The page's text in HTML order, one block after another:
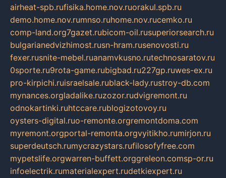
airheat-spb.rufisika.home.nov.ruorakul.spb.ru
demo.home.nov.rumnso.ruhome.nov.rucemko.ru
comp-land.org7gazet.rubicom-oil.rusuperiorsearch.ru
bulgarianedvizhimost.rusn-hram.rusenovosti.ru
fexer.rusnite-mebel.ruanamvkusno.rutechnosaratov.ru
0sporte.ru9rota-game.rubigbad.ru227gp.ruwes-ex.ru
pro-kirpichi.ruisraelsale.rublack-lady.rustroy-db.com
mynances.orgladalike.ruzozor.rudvigremont.ru
odnokartinki.ruhtccare.rublogizotovoy.ru
oysters-digital.ruo-remonte.orgremontdoma.com
myremont.orgportal-remonta.orgvyitikho.rumirjon.ru
superdeutsch.rumycrazystars.rufilosofyfree.com
mypetslife.orgwarren-buffett.orggreleon.comsp-or.ru
infoelectrik.rumaterialexpert.rudetkiexpert.ru